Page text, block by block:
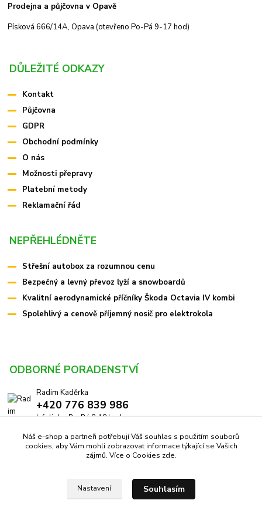
Prodejna a půjčovna v Opavě
Písková 666/14A, Opava (otevřeno Po-Pá 9-17 hod)
DŮLEŽITÉ ODKAZY
Kontakt
Půjčovna
GDPR
Obchodní podmínky
O nás
Možnosti přepravy
Platební metody
Reklamační řád
NEPŘEHLÉDNĚTE
Střešní autobox za rozumnou cenu
Bezpečný a levný převoz lyží a snowboardů
Kvalitní aerodynamické příčníky Škoda Octavia IV kombi
Spolehlivý a cenově příjemný nosič pro elektrokola
ODBORNÉ PORADENSTVÍ
Radim Kaděrka
+420 776 839 986
Infolinka: Po-Pá 8-18 hod.
info@pricniky.cz
Náš e-shop a partneři potřebují Váš souhlas s použitím souborů
cookies, aby Vám mohli zobrazovat informace týkající se Vašich
zájmů. Více o Cookies zde.
Nastavení Souhlasím